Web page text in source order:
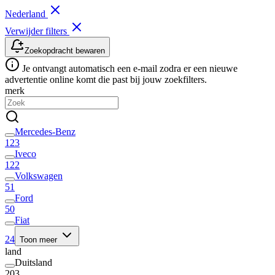
Nederland
Verwijder filters
Zoekopdracht bewaren
Je ontvangt automatisch een e-mail zodra er een nieuwe
advertentie online komt die past bij jouw zoekfilters.
merk
Mercedes-Benz
123
Iveco
122
Volkswagen
51
Ford
50
Fiat
24 Toon meer
land
Duitsland